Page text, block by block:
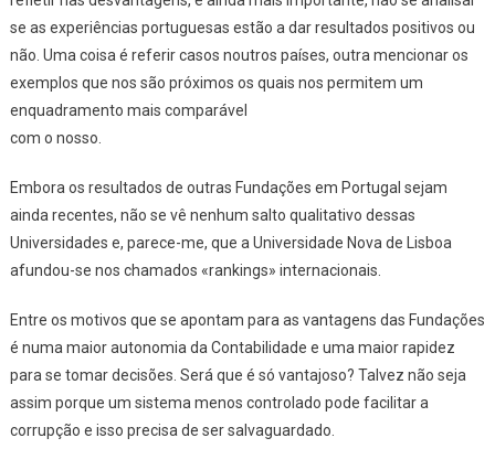
se as experiências portuguesas estão a dar resultados positivos ou
não. Uma coisa é referir casos noutros países, outra mencionar os
exemplos que nos são próximos os quais nos permitem um
enquadramento mais comparável
com o nosso.
Embora os resultados de outras Fundações em Portugal sejam
ainda recentes, não se vê nenhum salto qualitativo dessas
Universidades e, parece-me, que a Universidade Nova de Lisboa
afundou-se nos chamados «rankings» internacionais.
Entre os motivos que se apontam para as vantagens das Fundações
é numa maior autonomia da Contabilidade e uma maior rapidez
para se tomar decisões. Será que é só vantajoso? Talvez não seja
assim porque um sistema menos controlado pode facilitar a
corrupção e isso precisa de ser salvaguardado.